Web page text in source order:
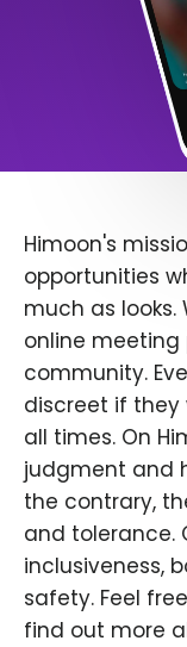
Himoon's
opportunities
much as
online meeting
community.
discreet if they
all times. On
judgment and
the contrary,
and tolerance.
inclusiveness,
safety. Feel
find out more